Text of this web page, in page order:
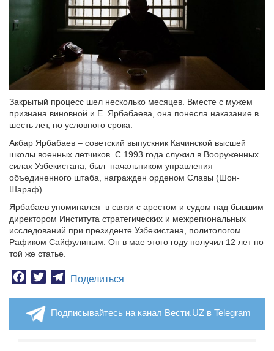
Закрытый процесс шел несколько месяцев. Вместе с мужем
признана виновной и Е. Ярбабаева, она понесла наказание в
шесть лет, но условного срока.
Акбар Ярбабаев – советский выпускник Качинской высшей
школы военных летчиков. С 1993 года служил в Вооруженных
силах Узбекистана, был начальником управления
объединенного штаба, награжден орденом Славы (Шон-
Шараф).
Ярбабаев упоминался в связи с арестом и судом над бывшим
директором Института стратегических и межрегиональных
исследований при президенте Узбекистана, политологом
Рафиком Сайфулиным. Он в мае этого году получил 12 лет по
той же статье.
Facebook
TwitterTelegram
Поделиться
Подписывайтесь на канал Вести.UZ в Telegram